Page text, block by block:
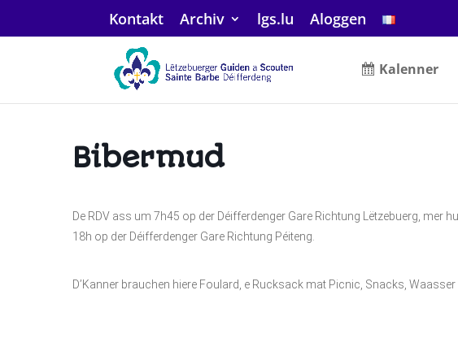
Kontakt Archiv lgs.lu Aloggen
Kalenner
Bibermud
De RDV ass um 7h45 op der Déifferdenger Gare Richtung Lëtzebuerg, mer
18h op der Déifferdenger Gare Richtung Péiteng.
D’Kanner brauchen hiere Foulard, e Rucksack mat Picnic, Snacks,